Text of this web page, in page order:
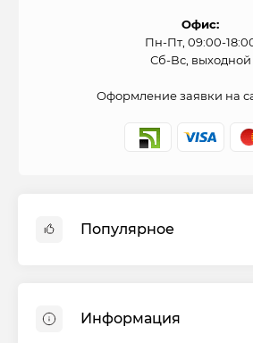
Офис:
Пн-Пт, 09:00-
Сб-Вс, выходной
Оформление заявки на
Популярное
Варочные панели
Информация